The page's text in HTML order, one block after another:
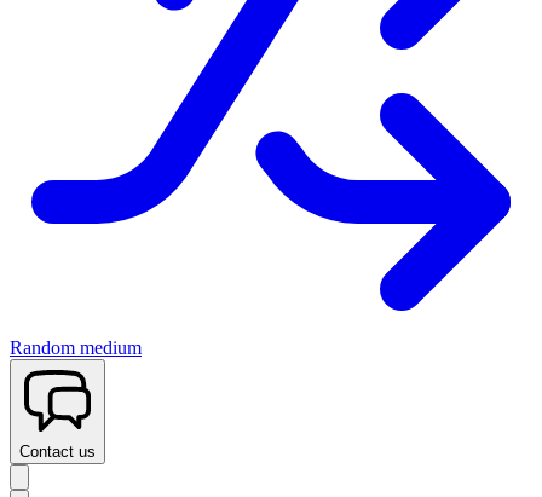
Random medium
Contact us